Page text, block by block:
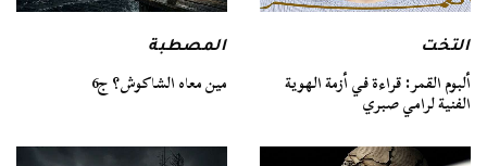
التخت
ألبوم القمر: قراءة في أزمة الهوية
الفنية لرامي صبري
المصطبة
مين معاه الشاكوش؟ ج6